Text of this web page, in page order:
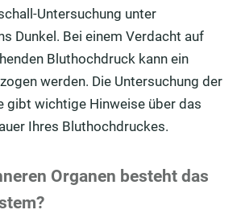
Untersuchung unter
Dunkel. Bei einem Verdacht auf
Bluthochdruck kann ein
werden. Die Untersuchung der
gibt wichtige Hinweise über das
Ihres Bluthochdruckes.
Organen besteht das